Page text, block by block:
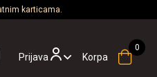
karticama.
Prijava Korpa